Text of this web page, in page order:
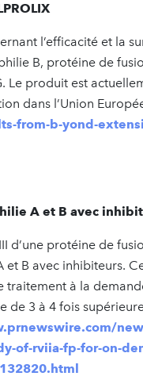
l’efficacité et la
B, protéine de
Le produit est
dans l’Union
from-b-yond-
A et B avec
d’une protéine de
et B avec inhibiteurs.
traitement à la
de 3 à 4 fois
of-rviia-fp-for-on-